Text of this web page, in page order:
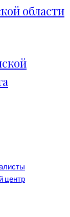
области
центр